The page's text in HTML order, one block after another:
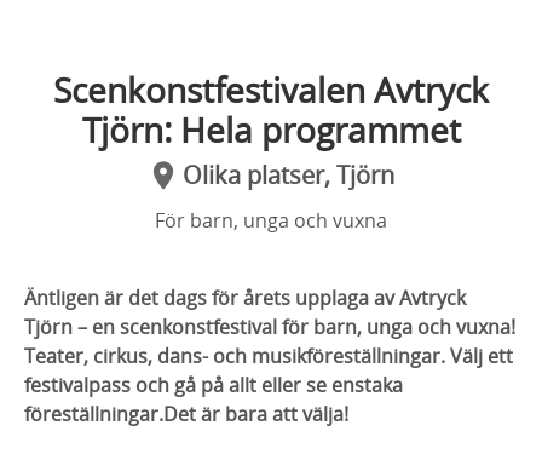
Scenkonstfestivalen Avtryck
Tjörn: Hela programmet
Olika platser, Tjörn
För barn, unga och vuxna
Äntligen är det dags för årets upplaga av Avtryck
Tjörn – en scenkonstfestival för barn, unga och vuxna!
Teater, cirkus, dans- och musikföreställningar. Välj ett
festivalpass och gå på allt eller se enstaka
föreställningar.Det är bara att välja!